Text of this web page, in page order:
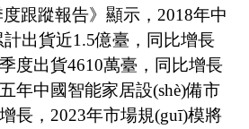
跟蹤報告》顯示，2018年中
出貨近1.5億臺，同比增長
度出貨4610萬臺，同比增長
五年中國智能家居設(shè)備市
長，2023年市場規(guī)模將